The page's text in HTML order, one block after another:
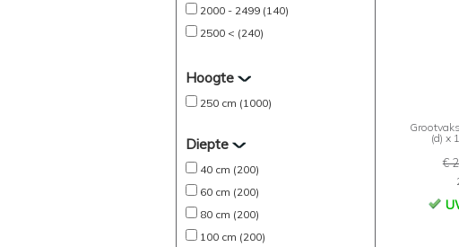
2000 - 2499 (140)
2500 < (240)
Hoogte
250 cm (1000)
Diepte
40 cm (200)
60 cm (200)
80 cm (200)
100 cm (200)
(d) x
€